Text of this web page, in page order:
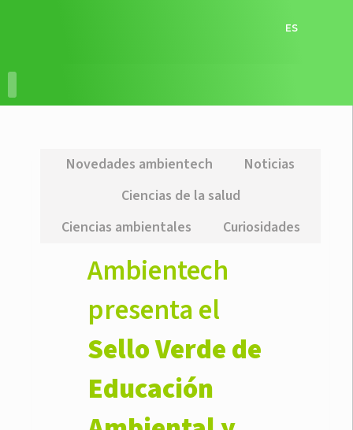
ES
Novedades ambientech
Noticias
Ciencias de la salud
Ciencias ambientales
Curiosidades
Ambientech
presenta el
Sello Verde de
Educación